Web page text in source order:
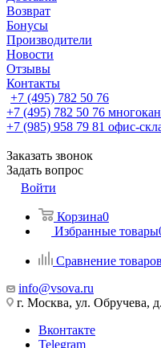
Возврат
Бонусы
Производители
Новости
Отзывы
Контакты
+7 (495) 782 50 76
+7 (495) 782 50 76
+7 (985) 958 79 81 офис-
Заказать звонок
Задать вопрос
Войти
Корзина0
Избранные товары
Сравнение товаров
info@vsova.ru
г. Москва, ул. Обручева,
Вконтакте
Telegram